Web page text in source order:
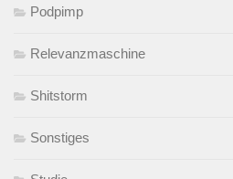
Podpimp
Relevanzmaschine
Shitstorm
Sonstiges